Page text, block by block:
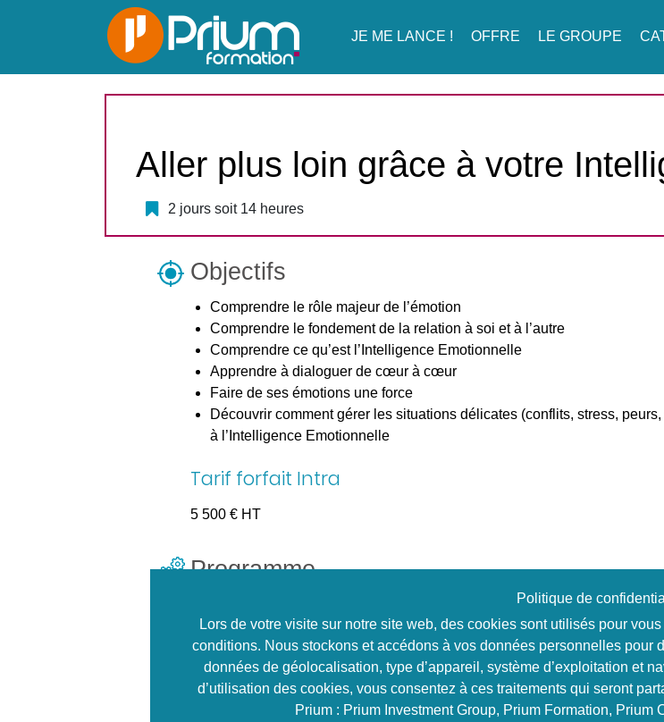
JE ME LANCE ! OFFRE LE GROUPE
Aller plus loin grâce à votre
2 jours soit 14 heures
Objectifs
Comprendre le rôle majeur de l’émotion
Comprendre le fondement de la relation à soi et à l’autre
Comprendre ce qu’est l’Intelligence Emotionnelle
Apprendre à dialoguer de cœur à cœur
Faire de ses émotions une force
Découvrir comment gérer les situations délicates (conflits, stress,
à l’Intelligence Emotionnelle
Tarif forfait Intra
5 500 € HT
Programme
1 – Qu’est-ce que l’Intelligence Emotionnelle
2 – Comprendre ce qu’est l’Emotion
3 – Ma relation avec moi-même
Politique de
Lors de votre visite sur notre site web, des cookies sont utilisés pour
conditions. Nous stockons et accédons à vos données personnelles pour
données de géolocalisation, type d’appareil, système d’exploitation et
d’utilisation des cookies, vous consentez à ces traitements qui seront
Prium : Prium Investment Group, Prium Formation, Prium